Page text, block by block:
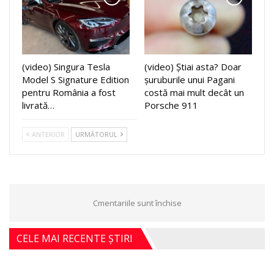
(video) Singura Tesla
Model S Signature Edition
pentru România a fost
livrată…
(video) Știai asta? Doar
șuruburile unui Pagani
costă mai mult decât un
Porsche 911
ANTERIOR URMĂTORUL
Cmentariile sunt închise
CELE MAI RECENTE ȘTIRI